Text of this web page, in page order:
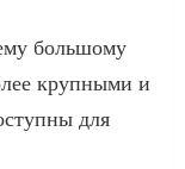
большому
крупными и
для